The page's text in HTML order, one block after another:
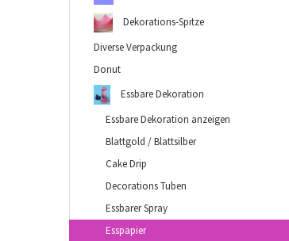
Dekorations-Spitze
Diverse Verpackung
Donut
Essbare Dekoration
Essbare Dekoration anzeigen
Blattgold / Blattsilber
Cake Drip
Decorations Tuben
Essbarer Spray
Esspapier